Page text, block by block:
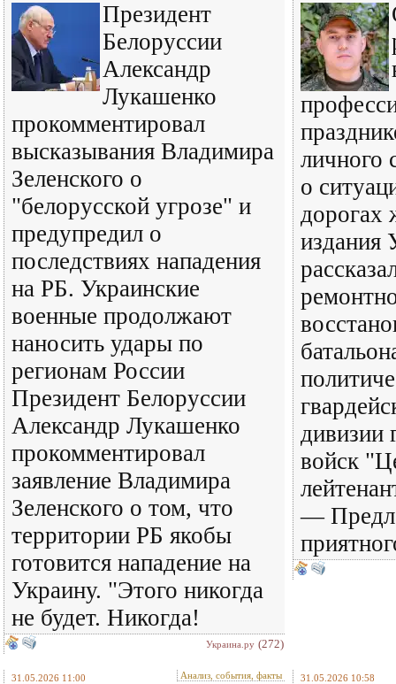
Президент
Белоруссии
Александр
Лукашенко
прокомментировал
высказывания Владимира
Зеленского о
"белорусской угрозе" и
предупредил о
последствиях нападения
на РБ. Украинские
военные продолжают
наносить удары по
регионам России
Президент Белоруссии
Александр Лукашенко
прокомментировал
заявление Владимира
Зеленского о том, что
территории РБ якобы
готовится нападение на
Украину. "Этого никогда
не будет. Никогда!
Украина.ру (272)
личного
о
дорогах
издания
дивизии
войск
—
31.05.2026 11:00 Анализ, события, факты 31.05.2026 10:58